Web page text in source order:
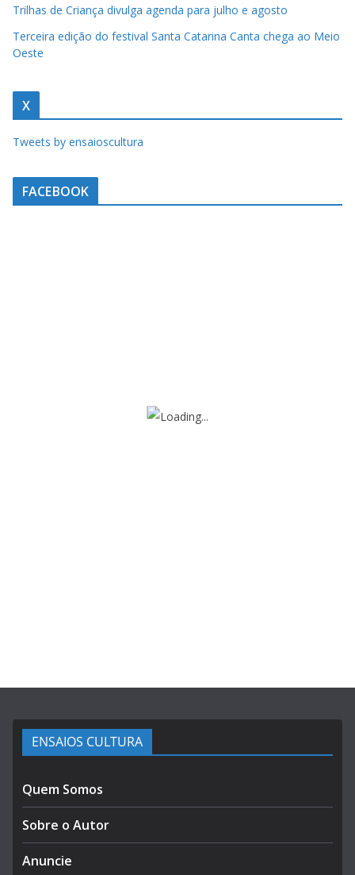
Trilhas de Criança divulga agenda para julho e agosto
Terceira edição do festival Santa Catarina Canta chega ao Meio
Oeste
X
Tweets by ensaioscultura
FACEBOOK
ENSAIOS CULTURA
Quem Somos
Sobre o Autor
Anuncie